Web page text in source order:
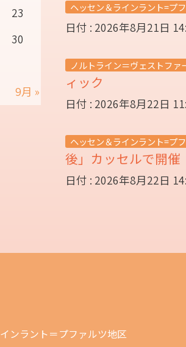
23
30
9月 »
ヘッセン＆ラインラント=プ
日付 : 2026年8月21日
ノルトライン＝ヴェストファ
ィック
日付 : 2026年8月22日
ヘッセン＆ラインラント=プ
後」カッセルで開催
日付 : 2026年8月22日
ンラント＝プファルツ地区